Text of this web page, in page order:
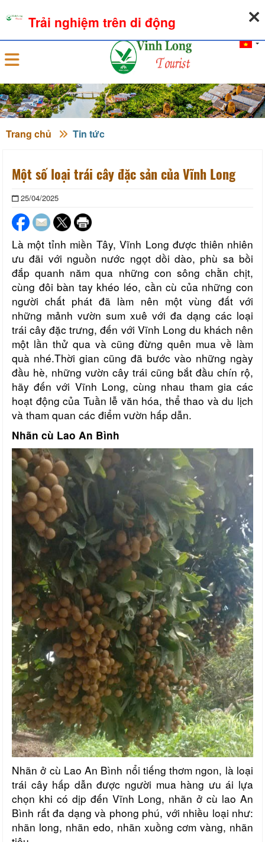
Đăng nhập
Trang chủ Tin tức
Một số loại trái cây đặc sản của Vĩnh Long
25/04/2025
Là một tỉnh miền Tây, Vĩnh Long được thiên nhiên
ưu đãi với nguồn nước ngọt dồi dào, phù sa bồi
đắp quanh năm qua những con sông chằn chịt,
cùng đôi bàn tay khéo léo, cần cù của những con
người chất phát đã làm nên một vùng đất với
những mảnh vườn sum xuê với đa dạng các loại
trái cây đặc trưng, đến với Vĩnh Long du khách nên
một lần thử qua và cũng đừng quên mua về làm
quà nhé.Thời gian cũng đã bước vào những ngày
đầu hè, những vườn cây trái cũng bắt đầu chín rộ,
hãy đến với Vĩnh Long, cùng nhau tham gia các
hoạt động của Tuần lễ văn hóa, thể thao và du lịch
và tham quan các điểm vườn hấp dẫn.
Nhãn cù Lao An Bình
Nhãn ở cù Lao An Bình nổi tiếng thơm ngon, là loại
trái cây hấp dẫn được người mua hàng ưu ái lựa
chọn khi có dịp đến Vĩnh Long, nhãn ở cù lao An
Bình rất đa dạng và phong phú, với nhiều loại như:
nhãn long, nhãn edo, nhãn xuồng cơm vàng, nhãn
Trải nghiệm trên di động